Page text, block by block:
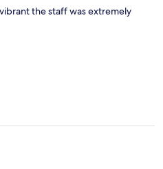
the staff was extremely